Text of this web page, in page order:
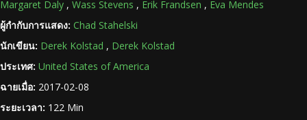
Margaret Daly , Wass Stevens , Erik Frandsen , Eva Mendes
ผู้กำกับการแสดง: Chad Stahelski
นักเขียน: Derek Kolstad , Derek Kolstad
ประเทศ: United States of America
ฉายเมื่อ: 2017-02-08
ระยะเวลา: 122 Min